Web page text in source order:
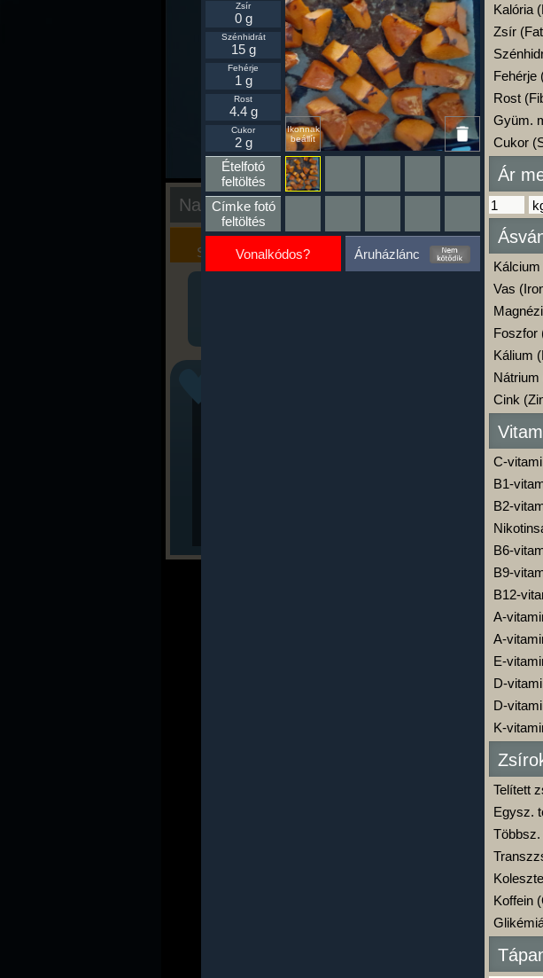
Nap kiértékelése
Kalória
Szimulátor
Szöveges
Értékelés
Ha ma már
kattints a
A Kalória
Ikonnak
beállít
Zsír
0 g
Szénhidrát
15 g
Fehérje
1 g
Rost
4.4 g
Cukor
2 g
Ételfotó
feltöltés
Címke fotó
feltöltés
Vonalkódos? Áruházlánc
Kalória
Zsír
Fehérje
Rost
Gyüm.
Cukor
Ár
Vas
Foszfor
Kálium
Nátrium
Cink
C-
B1-
B2-
B6-
B9-
B12-
A-
A-
E-
D-
D-
K-
Telített
Egysz.
Többsz.
Koffein